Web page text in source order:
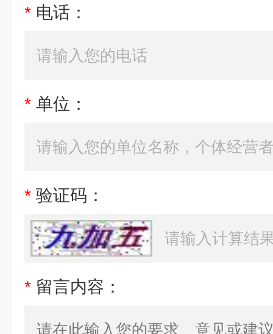
* 电话：
* 单位：
* 验证码：
* 留言内容：